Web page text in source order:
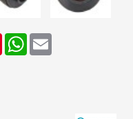
PinterestWhatsApp
Email